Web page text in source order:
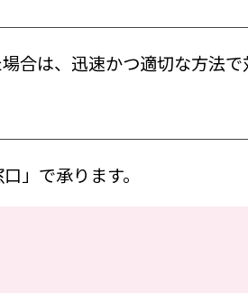
は、迅速かつ適切な方法で
」で承ります。